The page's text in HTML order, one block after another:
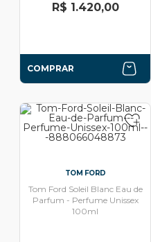
R$ 1.420,00
COMPRAR
TOM FORD
Tom Ford Soleil Blanc Eau de
Parfum - Perfume Unissex
100ml